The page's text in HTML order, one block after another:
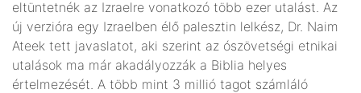
eltüntetnék az Izraelre vonatkozó több ezer utalást. Az
új verzióra egy Izraelben élő palesztin lelkész, Dr. Naim
Ateek tett javaslatot, aki szerint az ószövetségi etnikai
utalások ma már akadályozzák a Biblia helyes
értelmezését. A több mint 3 millió tagot számláló